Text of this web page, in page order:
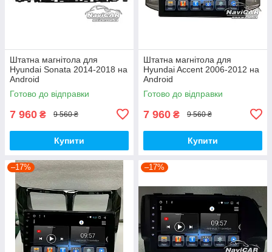
Штатна магнітола для
Hyundai Sonata 2014-2018 на
Android
Готово до відправки
7 960 ₴ 9 560 ₴
Купити
Штатна магнітола для
Hyundai Accent 2006-2012 на
Android
Готово до відправки
7 960 ₴ 9 560 ₴
Купити
–17% –17%